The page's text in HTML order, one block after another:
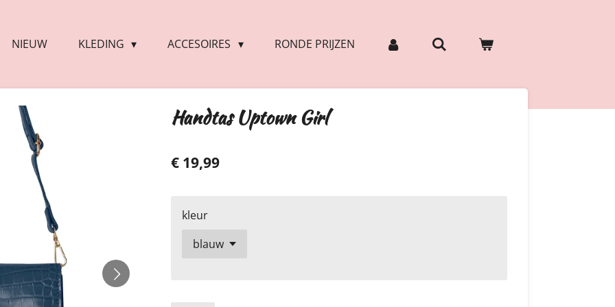
NIEUW KLEDING ACCESOIRES RONDE PRIJZEN
Handtas Uptown Girl
€ 19,99
kleur